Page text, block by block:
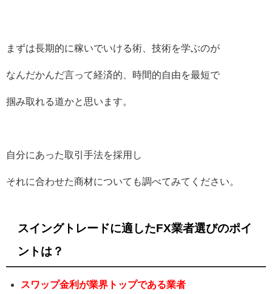
まずは長期的に稼いでいける術、技術を学ぶのが
なんだかんだ言って経済的、時間的自由を最短で
掴み取れる道かと思います。
自分にあった取引手法を採用し
それに合わせた商材についても調べてみてください。
スイングトレードに適したFX業者選びのポイ
ントは？
スワップ金利が業界トップである業者